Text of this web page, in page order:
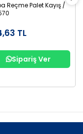
Reçme Palet Kayış /
TL
Sipariş Ver